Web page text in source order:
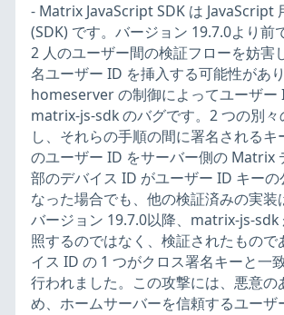
- Matrix JavaScript SDK は
(SDK) です。バージョン 19.7.0より前
2 人のユーザー間の検証フローを妨
名ユーザー ID を挿入する可能性があ
homeserver の制御によってユーザー
matrix-js-sdk のバグです。2 つの別
し、それらの手順の間に署名される
のユーザー ID をサーバー側の Matrix
部のデバイス ID がユーザー ID キー
なった場合でも、他の検証済みの実装
バージョン 19.7.0以降、matrix-js-
照するのではなく、検証されたもの
イス ID の 1 つがクロス署名キーと一
行われました。この攻撃には、悪意
め、ホームサーバーを信頼するユー